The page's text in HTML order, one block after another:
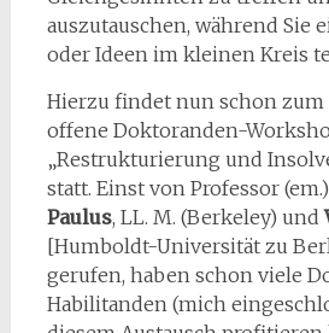
auszutauschen, während Sie
oder Ideen im kleinen Kreis
Hierzu findet nun schon zum
offene Doktoranden-
„Restrukturierung und
statt. Einst von Professor
Paulus, LL. M. (Berkeley) und
[Humboldt-Universität zu
gerufen, haben schon viele
Habilitanden (mich